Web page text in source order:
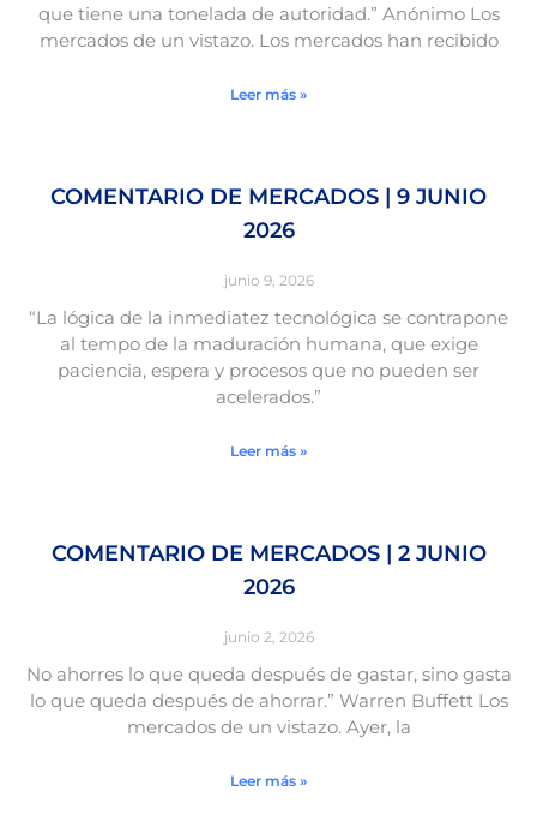
que tiene una tonelada de autoridad.” Anónimo Los
mercados de un vistazo. Los mercados han recibido
Leer más »
COMENTARIO DE MERCADOS | 9 JUNIO
2026
junio 9, 2026
“La lógica de la inmediatez tecnológica se contrapone
al tempo de la maduración humana, que exige
paciencia, espera y procesos que no pueden ser
acelerados.”
Leer más »
COMENTARIO DE MERCADOS | 2 JUNIO
2026
junio 2, 2026
No ahorres lo que queda después de gastar, sino gasta
lo que queda después de ahorrar.” Warren Buffett Los
mercados de un vistazo. Ayer, la
Leer más »